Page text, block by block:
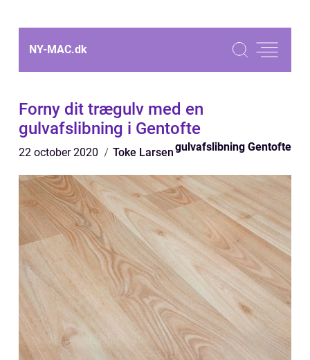
NY-MAC.dk
Forny dit trægulv med en
gulvafslibning i Gentofte
22 october 2020 Toke Larsengulvafslibning Gentofte